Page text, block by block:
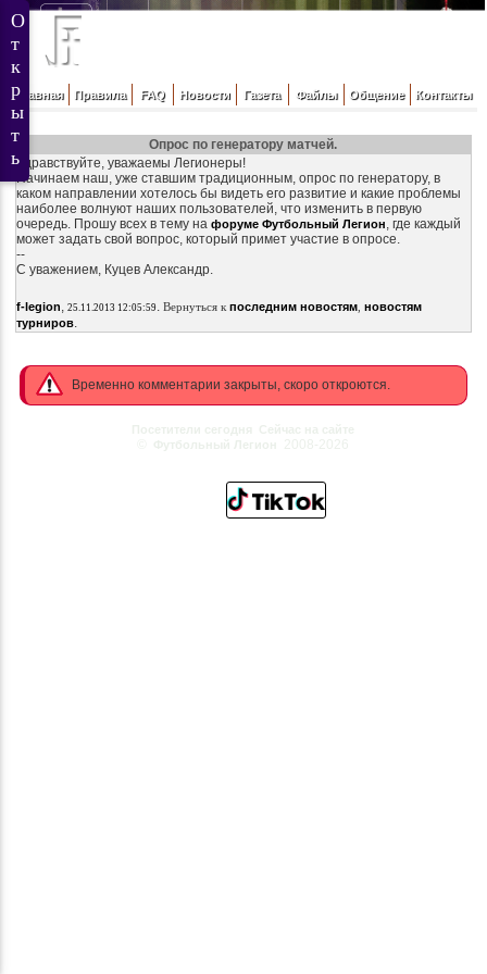
Главная Правила FAQ Новости Газета Файлы Общение Контакты
Опрос по генератору матчей.
Здравствуйте, уважаемы Легионеры!
Начинаем наш, уже ставшим традиционным, опрос по генератору, в
каком направлении хотелось бы видеть его развитие и какие проблемы
наиболее волнуют наших пользователей, что изменить в первую
очередь. Прошу всех в тему на форуме Футбольный Легион, где каждый
может задать свой вопрос, который примет участие в опросе.
--
С уважением, Куцев Александр.
f-legion, 25.11.2013 12:05:59. Вернуться к последним новостям, новостям
турниров.
Временно комментарии закрыты, скоро откроются.